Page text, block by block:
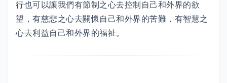
行也可以讓我們有節制之心去控制自己和外界的欲
望，有慈悲之心去關懷自己和外界的苦難，有智慧之
心去利益自己和外界的福祉。